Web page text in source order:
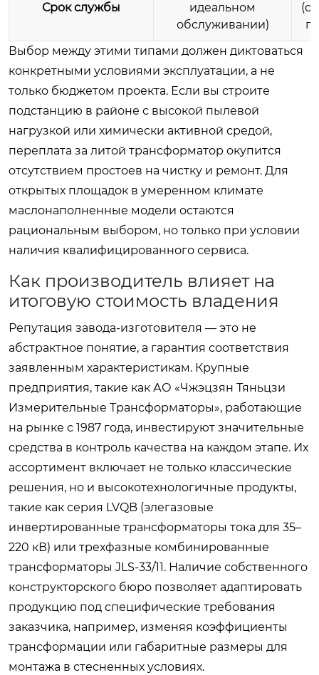
Срок службы
идеальном
обслуживании)
Выбор между этими типами должен диктоваться
конкретными условиями эксплуатации, а не
только бюджетом проекта. Если вы строите
подстанцию в районе с высокой пылевой
нагрузкой или химически активной средой,
переплата за литой трансформатор окупится
отсутствием простоев на чистку и ремонт. Для
открытых площадок в умеренном климате
маслонаполненные модели остаются
рациональным выбором, но только при условии
наличия квалифицированного сервиса.
Как производитель влияет на
итоговую стоимость владения
Репутация завода-изготовителя — это не
абстрактное понятие, а гарантия соответствия
заявленным характеристикам. Крупные
предприятия, такие как АО «Чжэцзян Тяньцзи
Измерительные Трансформаторы», работающие
на рынке с 1987 года, инвестируют значительные
средства в контроль качества на каждом этапе. Их
ассортимент включает не только классические
решения, но и высокотехнологичные продукты,
такие как серия LVQB (элегазовые
инвертированные трансформаторы тока для 35–
220 кВ) или трехфазные комбинированные
трансформаторы JLS-33/11. Наличие собственного
конструкторского бюро позволяет адаптировать
продукцию под специфические требования
заказчика, например, изменяя коэффициенты
трансформации или габаритные размеры для
монтажа в стесненных условиях.